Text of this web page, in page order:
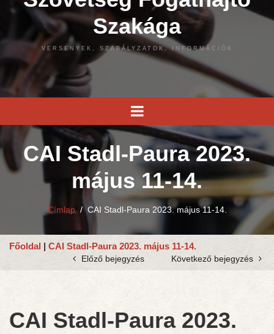
Szakága
VERSENYEK, SZABÁLYZATOK, INFORMÁCIÓK
CAI Stadl-Paura 2023.
május 11-14.
Címlap/CAI Stadl-Paura 2023. május 11-14.
Főoldal | CAI Stadl-Paura 2023. május 11-14.
Előző bejegyzés Következő bejegyzés
CAI Stadl-Paura 2023.